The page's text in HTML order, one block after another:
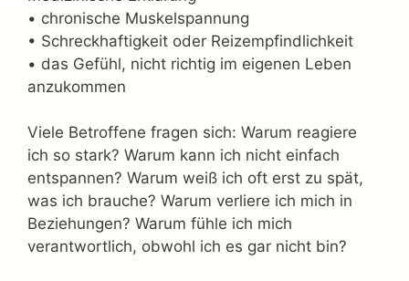
• chronische Muskelspannung
• Schreckhaftigkeit oder Reizempfindlichkeit
• das Gefühl, nicht richtig im eigenen Leben
anzukommen
Viele Betroffene fragen sich: Warum reagiere
ich so stark? Warum kann ich nicht einfach
entspannen? Warum weiß ich oft erst zu spät,
was ich brauche? Warum verliere ich mich in
Beziehungen? Warum fühle ich mich
verantwortlich, obwohl ich es gar nicht bin?